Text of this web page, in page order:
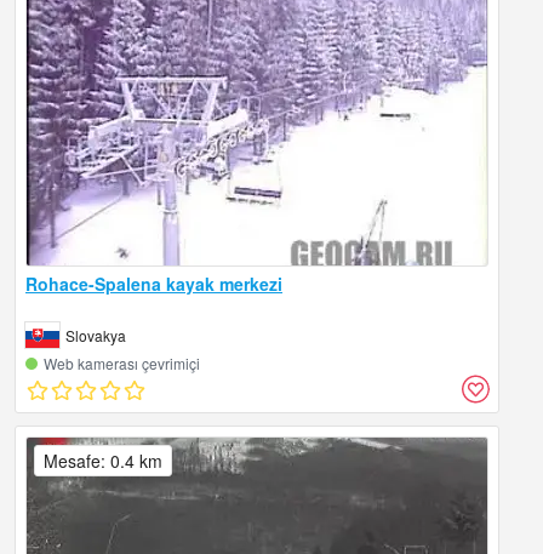
Rohace-Spalena kayak merkezi
Slovakya
Web kamerası çevrimiçi
Mesafe: 0.4 km